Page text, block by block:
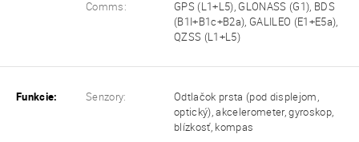
Comms:
GPS (L1+L5), GLONASS (G1), BDS
(B1I+B1c+B2a), GALILEO (E1+E5a),
QZSS (L1+L5)
Funkcie: Senzory:
Odtlačok prsta (pod displejom,
optický), akcelerometer, gyroskop,
blízkosť, kompas